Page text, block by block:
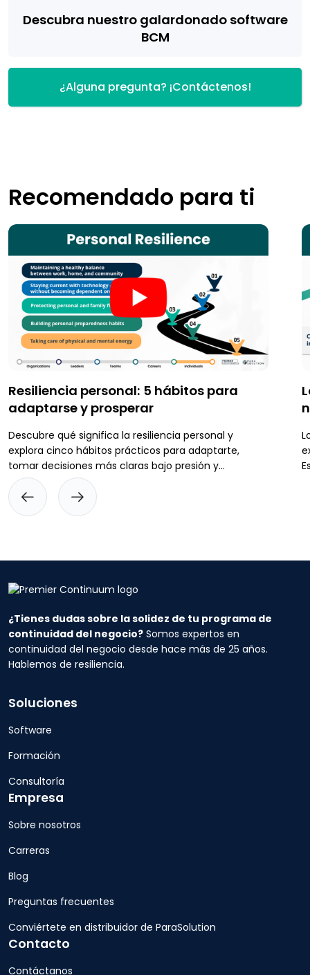
Descubra nuestro galardonado software
BCM
¿Alguna pregunta? ¡Contáctenos!
Recomendado para ti
Resiliencia personal: 5 hábitos para
adaptarse y prosperar
Descubre qué significa la resiliencia personal y
explora cinco hábitos prácticos para adaptarte,
tomar decisiones más claras bajo presión y
prepararte antes de que surjan interrupciones.
¿Tienes dudas sobre la solidez de tu programa de
continuidad del negocio? Somos expertos en
continuidad del negocio desde hace más de 25 años.
Hablemos de resiliencia.
Soluciones
Software
Formación
Consultoría
Empresa
Sobre nosotros
Carreras
Blog
Preguntas frecuentes
Conviértete en distribuidor de ParaSolution
Contacto
Contáctanos